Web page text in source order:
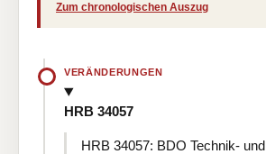
Zum chronologischen Auszug
VERÄNDERUNGEN
HRB 34057
HRB 34057: BDO Technik- und